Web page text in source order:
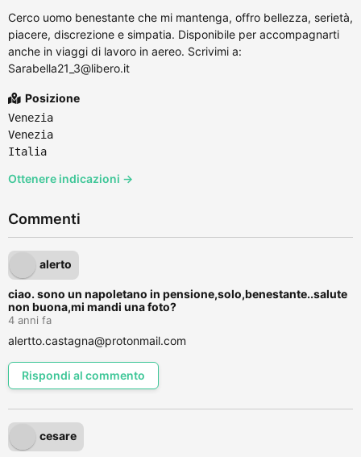
Cerco uomo benestante che mi mantenga, offro bellezza, serietà,
piacere, discrezione e simpatia. Disponibile per accompagnarti
anche in viaggi di lavoro in aereo. Scrivimi a:
Sarabella21_3@libero.it
Posizione
Venezia
Venezia
Italia
Ottenere indicazioni →
Commenti
alerto
ciao. sono un napoletano in pensione,solo,benestante..salute
non buona,mi mandi una foto?
4 anni fa
alertto.castagna@protonmail.com
Rispondi al commento
cesare